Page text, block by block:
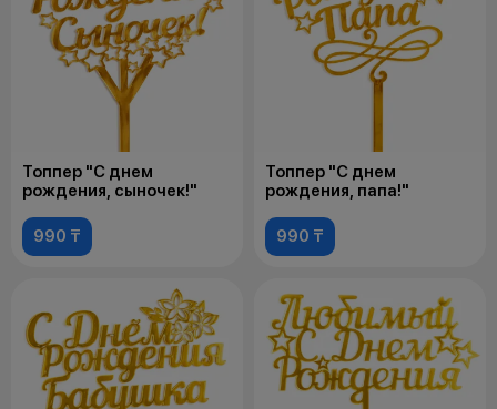
Топпер "С днем
рождения, сыночек!"
990 ₸
Топпер "С днем
рождения, папа!"
990 ₸